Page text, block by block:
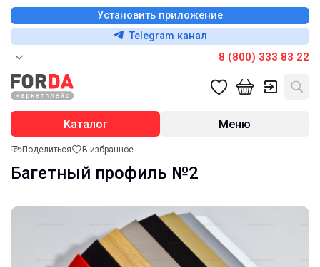
Установить приложение
Telegram канал
8 (800) 333 83 22
Каталог Меню
Поделиться В избранное
Багетный профиль №2